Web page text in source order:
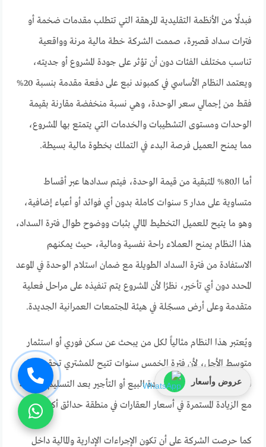
فبدلًا من الأنظمة التقليدية المرهقة التي تتطلب مقدمات ضخمة أو
فترات سداد قصيرة، صممت الشركة خطة مالية مرنة وواقعية
تناسب مختلف الفئات دون أن تؤثر على جودة المشروع أو جديته،
ويعتمد النظام الأساسي في كمبوند نبع على دفعة مقدمة بنسبة 20%
فقط من إجمالي سعر الوحدة، وهي نسبة منخفضة مقارنة بقيمة
الوحدات ومستوى التشطيبات والخدمات التي يتمتع بها المشروع،
مما يمنح العميل فرصة البدء في التملك بخطوة مالية بسيطة.
أما الـ80% المتبقية من قيمة الوحدة، فيتم سدادها عبر أقساط
متساوية على مدار 5 سنوات كاملة بدون أي فوائد أو أعباء إضافية،
وهو ما يتيح للعميل التخطيط المالي بثبات ووضوح طوال فترة السداد،
هذا النظام يمنح العملاء راحة نفسية ومالية، حيث يمكنهم
الاستفادة من فترة السداد الطويلة مع ضمان استلام الوحدة في الموعد
المحدد دون أي تأخير، نظرًا لأن المشروع يتم تنفيذه على مراحل فعلية
متقدمة وعلى أرض مسجّلة في هيئة المجتمعات العمرانية الجديدة.
ويُعتبر هذا النظام مثالياً لكل من يبحث عن سكن فوري أو استثمار
متوسط الأجل، لأن فترة الخمس سنوات تتيح للمشتري تحقيق عائد
استثماري واضح في حالة إعادة البيع أو التأجير بعد التسليم، خاصة
مع الزيادة المستمرة في أسعار العقارات في منطقة حدائق أكتوبر.
كما حرصت الشركة على أن تكون الإجراءات الإدارية والمالية داخل
عروض وأسعار